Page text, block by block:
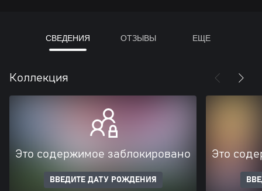
СВЕДЕНИЯ ОТЗЫВЫ ЕЩЕ
Коллекция
Это содержимое заблокировано
ВВЕДИТЕ ДАТУ РОЖДЕНИЯ
Это